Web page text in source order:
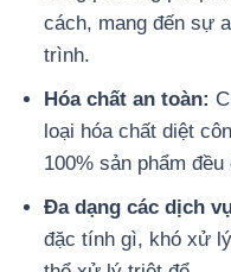
cách, mang đến sự
trình.
Hóa chất an toàn:
loại hóa chất diệt
100% sản phẩm
Đa dạng các dịch
đặc tính gì, khó xử